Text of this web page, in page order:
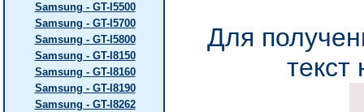
Samsung - GT-I5500
Samsung - GT-I5700
Samsung - GT-I5800
Samsung - GT-I8150
Samsung - GT-I8160
Samsung - GT-I8190
Samsung - GT-I8262
Для
текст